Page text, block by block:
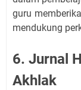
guru
mendukung
6. Jurnal
Akhlak